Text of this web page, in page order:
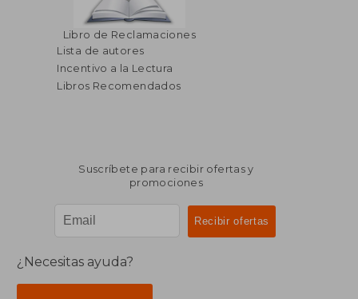
Libro de Reclamaciones
Lista de autores
Incentivo a la Lectura
Libros Recomendados
Suscríbete para recibir ofertas y
promociones
¿Necesitas ayuda?